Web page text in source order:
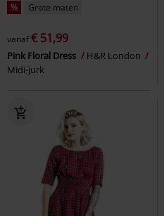
% Grote maten
vanaf€ 51,99
Pink Floral Dress
H&R London
Midi-jurk